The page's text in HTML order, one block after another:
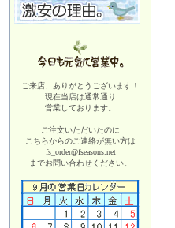
ご来店、ありがとうございます！
現在当店は通常通り
営業しております。
ご注文いただいたのに
こちらからのご連絡が無い方は
fs_order@fseasons.net
までお問い合わせください。